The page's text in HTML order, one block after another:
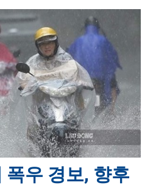
폭우 경보, 향후